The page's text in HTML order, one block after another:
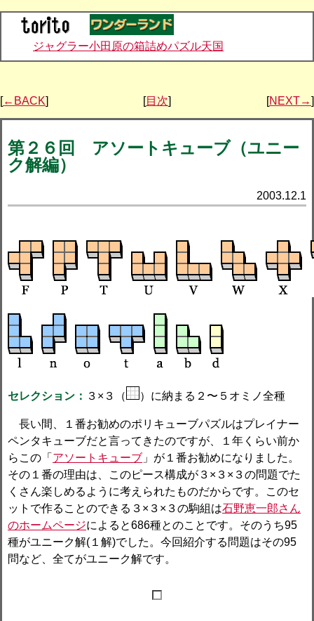
ジャグラー小田原の箱詰めパズル天国
[←BACK] [目次] [NEXT→]
第２６回 アソートキューブ（ユニー
ク解編）
2003.12.1
セレクション： ３×３（ ）に納まる２〜５オミノ全種
長い間、１番お勧めのポリキューブパズルはプレイナー
ペンタキューブだと言ってきたのですが、１年くらい前か
らこの「 アソートキューブ 」が１番お勧めになりました。
その１番の理由は、このピース構成が３×３×３の問題でた
くさん楽しめるように考えられたものだからです。このセ
ットで作ることのできる３×３×３の駒組は石野恵一郎さん
のホームページによると686種とのことです。そのうち95
種がユニーク解(１解)でした。今回紹介する問題はその95
問など、全てがユニーク解です。